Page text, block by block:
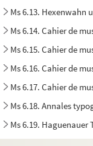
Ms 6.13. Hexenwahn
Ms 6.14. Cahier de
Ms 6.15. Cahier de
Ms 6.16. Cahier de
Ms 6.17. Cahier de
Ms 6.18. Annales
Ms 6.19. Haguenauer